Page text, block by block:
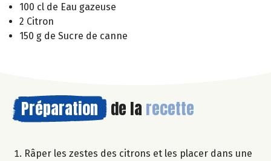
100 cl de Eau gazeuse
2 Citron
150 g de Sucre de canne
Préparation de la recette
Râper les zestes des citrons et les placer dans une